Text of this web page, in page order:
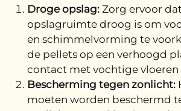
Droge opslag: Zorg ervoor
opslagruimte droog is om
en schimmelvorming te
de pellets op een verhoogd
contact met vochtige vloeren
Bescherming tegen zonlicht:
moeten worden beschermd